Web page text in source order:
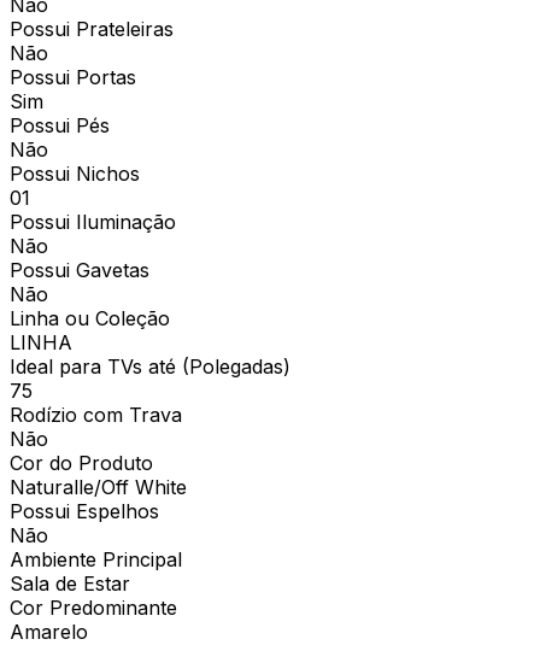
Possui Prateleiras
Não
Possui Portas
Sim
Possui Pés
Não
Possui Nichos
01
Possui Iluminação
Não
Possui Gavetas
Não
Linha ou Coleção
LINHA
Ideal para TVs até (Polegadas)
75
Rodízio com Trava
Não
Cor do Produto
Naturalle/Off White
Possui Espelhos
Não
Ambiente Principal
Sala de Estar
Cor Predominante
Amarelo